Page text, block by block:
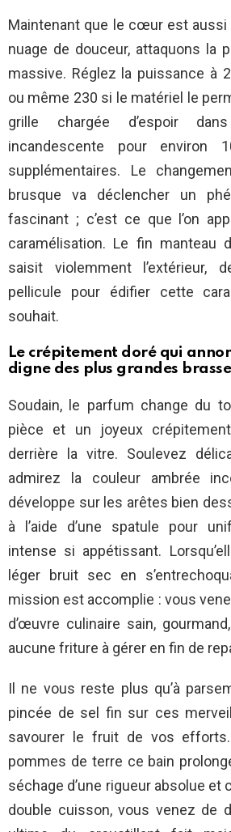
Maintenant que le cœur est aussi
nuage de douceur, attaquons la
massive. Réglez la puissance à
ou même 230 si le matériel le
grille chargée d’espoir
incandescente pour environ
supplémentaires. Le
brusque va déclencher un
fascinant ; c’est ce que l’on
caramélisation. Le fin manteau
saisit violemment l’extérieur,
pellicule pour édifier cette
souhait.
Le crépitement doré qui
digne des plus grandes
Soudain, le parfum change du
pièce et un joyeux
derrière la vitre. Soulevez
admirez la couleur ambrée
développe sur les arêtes bien
à l’aide d’une spatule pour
intense si appétissant.
léger bruit sec en
mission est accomplie : vous
d’œuvre culinaire sain,
aucune friture à gérer en fin de
Il ne vous reste plus qu’à
pincée de sel fin sur ces
savourer le fruit de vos
pommes de terre ce bain
séchage d’une rigueur absolue et
double cuisson, vous venez de